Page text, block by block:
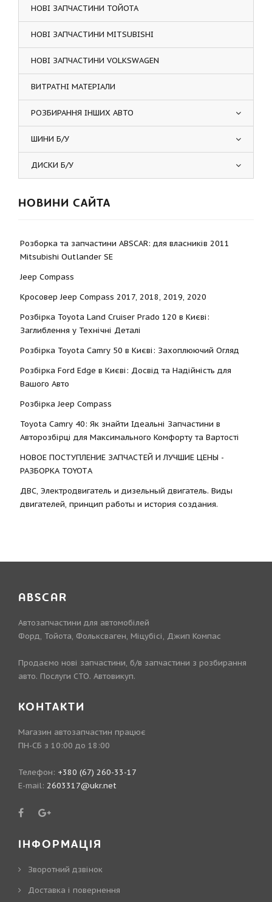
НОВІ ЗАПЧАСТИНИ ТОЙОТА
НОВІ ЗАПЧАСТИНИ MITSUBISHI
НОВІ ЗАПЧАСТИНИ VOLKSWAGEN
ВИТРАТНІ МАТЕРІАЛИ
РОЗБИРАННЯ ІНШИХ АВТО
ШИНИ Б/У
ДИСКИ Б/У
НОВИНИ САЙТА
Розборка та запчастини ABSCAR: для власників 2011
Mitsubishi Outlander SE
Jeep Compass
Кросовер Jeep Compass 2017, 2018, 2019, 2020
Розбірка Toyota Land Cruiser Prado 120 в Києві:
Заглиблення у Технічні Деталі
Розбірка Toyota Camry 50 в Києві: Захоплюючий Огляд
Розбірка Ford Edge в Києві: Досвід та Надійність для
Вашого Авто
Розбірка Jeep Compass
Toyota Camry 40: Як знайти Ідеальні Запчастини в
Авторозбірці для Максимального Комфорту та Вартості
НОВОЕ ПОСТУПЛЕНИЕ ЗАПЧАСТЕЙ И ЛУЧШИЕ ЦЕНЫ -
РАЗБОРКА TOYOTА
ДВС, Электродвигатель и дизельный двигатель. Виды
двигателей, принцип работы и история создания.
ABSCAR
Автозапчастини для автомобілей
Форд, Тойота, Фольксваген, Міцубісі, Джип Компас
Продаємо нові запчастини, б/в запчастини з розбирання
авто. Послуги СТО. Автовикуп.
КОНТАКТИ
Магазин автозапчастин працює
ПН-СБ з 10:00 до 18:00
Телефон: +380 (67) 260-33-17
E-mail: 2603317@ukr.net
ІНФОРМАЦІЯ
Зворотний дзвінок
Доставка і повернення